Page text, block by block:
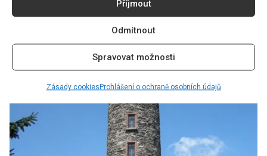
Příjmout
Odmítnout
Spravovat možnosti
Zásady cookiesProhlášení o ochraně osobních údajů